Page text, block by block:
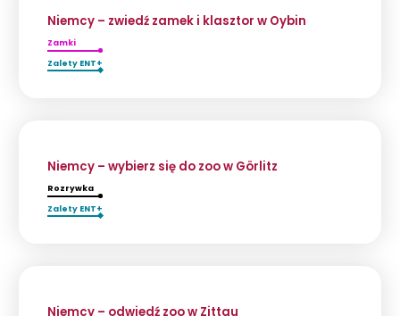
Niemcy – zwiedź zamek i klasztor w Oybin
Zamki
Zalety ENT+
Niemcy – wybierz się do zoo w Görlitz
Rozrywka
Zalety ENT+
Niemcy – odwiedź zoo w Zittau